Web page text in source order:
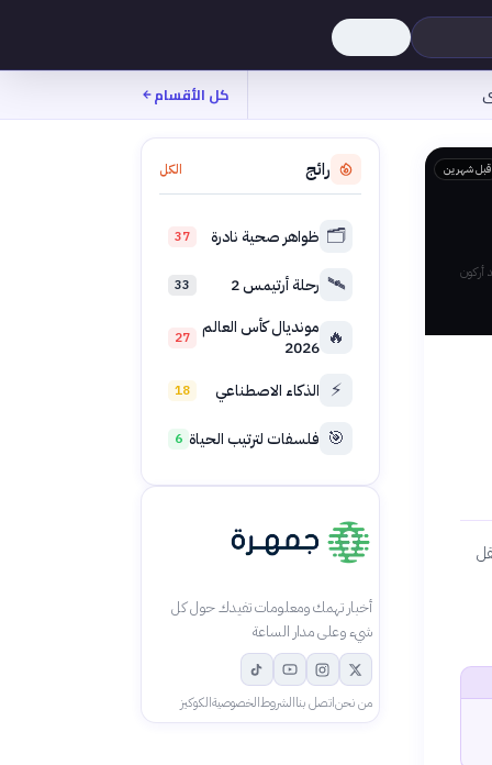
كل الأقسام
قبل شهرين
أركون
رائج الكل
🗂️ ظواهر صحية نادرة 37
🛰️ رحلة أرتيمس 2 33
🔥 مونديال كأس العالم
2026
27
⚡ الذكاء الاصطناعي 18
🎯 فلسفات لترتيب الحياة 6
أخبار تهمك ومعلومات تفيدك حول كل
شيء وعلى مدار الساعة
من نحناتصل بناالشروطالخصوصيةالكوكيز